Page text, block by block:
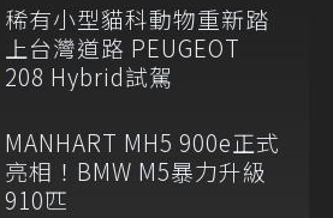
稀有小型貓科動物重新踏
上台灣道路 PEUGEOT
208 Hybrid試駕
MANHART MH5 900e正式
亮相！BMW M5暴力升級
910匹